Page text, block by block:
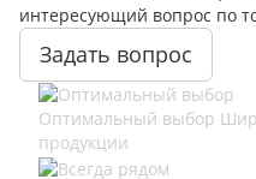
интересующий вопрос по
Задать вопрос
Оптимальный выбор
продукции